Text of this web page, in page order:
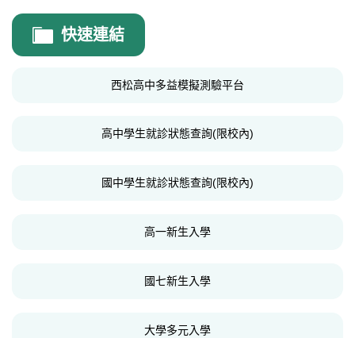
快速連結
西松高中多益模擬測驗平台
高中學生就診狀態查詢(限校內)
國中學生就診狀態查詢(限校內)
高一新生入學
國七新生入學
大學多元入學